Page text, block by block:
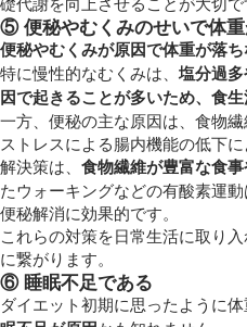
⑤ 便秘やむくみのせいで体
便秘やむくみが原因で体重が落
特に慢性的なむくみは、 塩分過
因で起きることが多いため、食
一方、便秘の主な原因は、食物繊
ストレスによる腸内機能の低下に
解決策は、 食物繊維が豊富な食
たウォーキングなどの有酸素運
便秘解消に効果的です。
これらの対策を日常生活に取り
に繋がります。
⑥ 睡眠不足である
ダイエット初期に思ったように